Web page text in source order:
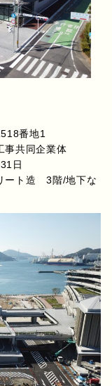
番地1
共同企業体
日
ート造 3階/地下な